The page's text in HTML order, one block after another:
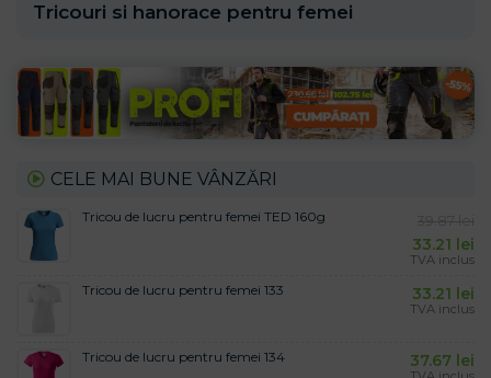
Tricouri si hanorace pentru femei
CELE MAI BUNE VÂNZĂRI
Tricou de lucru pentru femei TED 160g
33.21 lei
TVA inclus
Tricou de lucru pentru femei 133 33.21 lei
TVA inclus
Tricou de lucru pentru femei 134 37.67 lei